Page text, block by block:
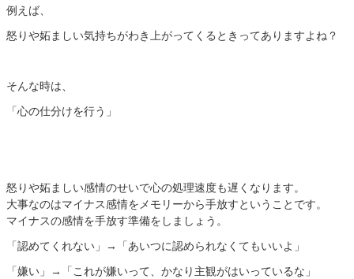
例えば、
怒りや妬ましい気持ちがわき上がってくるときってありますよね？
そんな時は、
「心の仕分けを行う」
怒りや妬ましい感情のせいで心の処理速度も遅くなります。
大事なのはマイナス感情をメモリーから手放すということです。
マイナスの感情を手放す準備をしましょう。
「認めてくれない」→「あいつに認められなくてもいいよ」
「嫌い」→「これが嫌いって、かなり主観がはいっているな」